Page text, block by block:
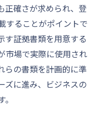
正確さが求められ、登
することがポイントで
す証拠書類を用意する
市場で実際に使用され
らの書類を計画的に準
ズに進み、ビジネスの